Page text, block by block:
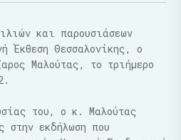
και παρουσιάσεων
Έκθεση Θεσσαλονίκης, ο
Μαλούτας, το τριήμερο
του, ο κ. Μαλούτας
στην εκδήλωση που